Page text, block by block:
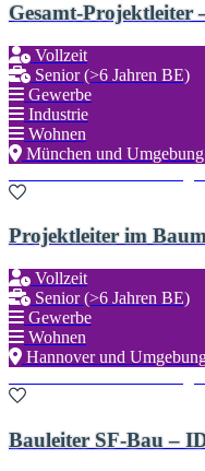
Gesamt-Projektleiter
Vollzeit
Senior (>6 Jahren BE)
Gewerbe
Industrie
Wohnen
München und Umgebung
Projektleiter im
Vollzeit
Senior (>6 Jahren BE)
Gewerbe
Wohnen
Hannover und
Bauleiter SF-Bau –